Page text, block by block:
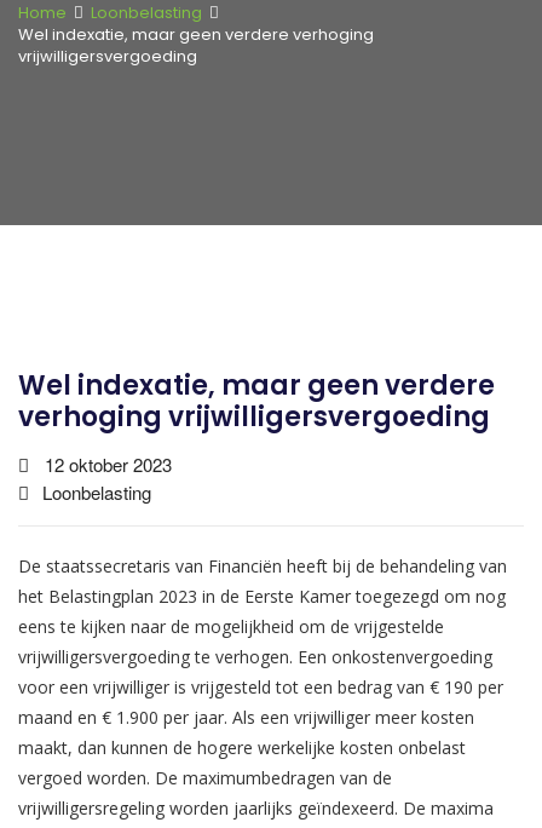
Home
Loonbelasting
Wel indexatie, maar geen verdere verhoging
vrijwilligersvergoeding
Wel indexatie, maar geen verdere
verhoging vrijwilligersvergoeding
12 oktober 2023
Loonbelasting
De staatssecretaris van Financiën heeft bij de behandeling van
het Belastingplan 2023 in de Eerste Kamer toegezegd om nog
eens te kijken naar de mogelijkheid om de vrijgestelde
vrijwilligersvergoeding te verhogen. Een onkostenvergoeding
voor een vrijwilliger is vrijgesteld tot een bedrag van € 190 per
maand en € 1.900 per jaar. Als een vrijwilliger meer kosten
maakt, dan kunnen de hogere werkelijke kosten onbelast
vergoed worden. De maximumbedragen van de
vrijwilligersregeling worden jaarlijks geïndexeerd. De maxima